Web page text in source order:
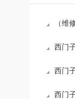
（维修电
西门
西门子S7-
西门子S7-